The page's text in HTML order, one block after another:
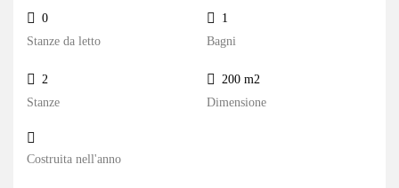
Stanze da letto
0
Bagni
1
Stanze
2
Dimensione
200 m2
Costruita nell'anno